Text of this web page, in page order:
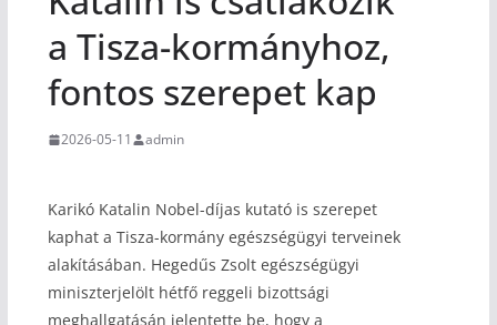
a Tisza-kormányhoz,
fontos szerepet kap
2026-05-11 admin
Karikó Katalin Nobel-díjas kutató is szerepet
kaphat a Tisza-kormány egészségügyi terveinek
alakításában. Hegedűs Zsolt egészségügyi
miniszterjelölt hétfő reggeli bizottsági
meghallgatásán jelentette be, hogy a